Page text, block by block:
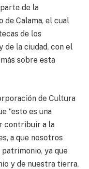
de la
de Calama, el cual
de los
de la ciudad, con el
sobre esta
de Cultura
“esto es una
contribuir a la
a que nosotros
ya que
y de nuestra tierra,